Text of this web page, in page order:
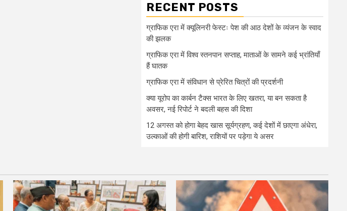
RECENT POSTS
ग्राफिक एरा में क्यूलिनरी फेस्टः पेश की आठ देशों के व्यंजन के स्वाद
की झलक
ग्राफिक एरा में विश्व स्तनपान सप्ताह, माताओं के सामने कई भ्रांतियाँ
हैं घातक
ग्राफिक एरा में संविधान से प्रेरित चित्रों की प्रदर्शनी
क्या यूरोप का कार्बन टैक्स भारत के लिए खतरा, या बन सकता है
अवसर, नई रिपोर्ट ने बदली बहस की दिशा
12 अगस्त को होगा बेहद खास सूर्यग्रहण, कई देशों में छाएगा अंधेरा,
उल्काओं की होगी बारिश, राशियों पर पड़ेगा ये असर